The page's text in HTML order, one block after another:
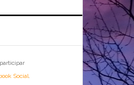
Social.